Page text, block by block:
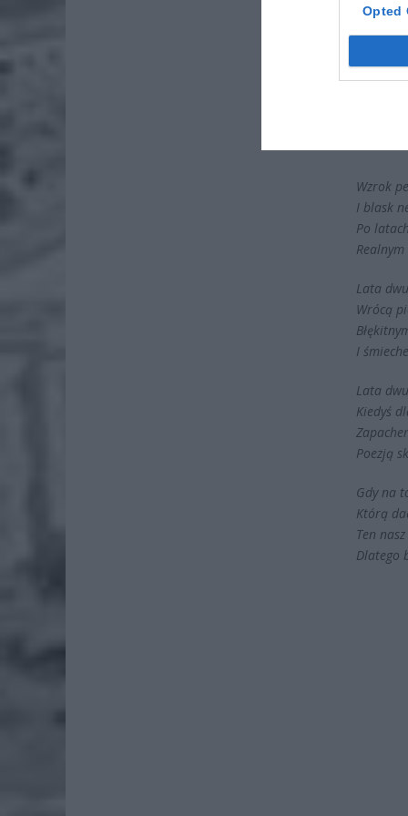
Opted
Wzrok
I blask
Po
Lata
Wrócą
I
Lata
Kiedyś
Poezją
Gdy na
Którą
Ten
Dlatego